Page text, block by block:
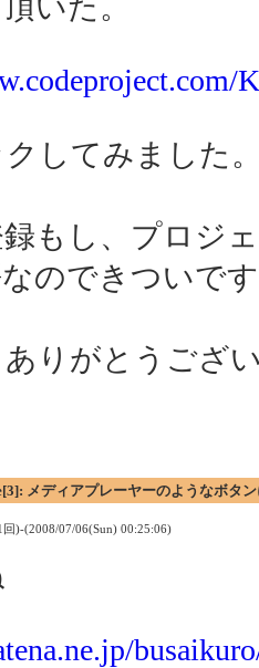
いた。
クしてみました
もし、プロジ
のできついで
ありがとうござ
メディアプレーヤーのようなボタ
回)-(2008/07/06(Sun) 00:25:06)